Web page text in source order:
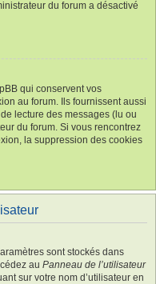
du forum a désactivé
qui conservent vos
au forum. Ils fournissent aussi
lecture des messages (lu ou
du forum. Si vous rencontrez
la suppression des cookies
sont stockés dans
au Panneau de l’utilisateur
sur votre nom d’utilisateur en